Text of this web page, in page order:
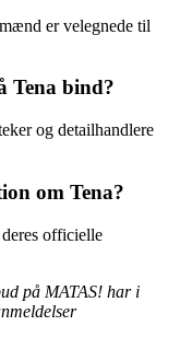
er velegnede til
Tena bind?
og detailhandlere
om Tena?
officielle
på MATAS! har i